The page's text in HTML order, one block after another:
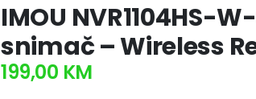
IMOU NVR1104HS-
snimač – Wireless
199,00 KM